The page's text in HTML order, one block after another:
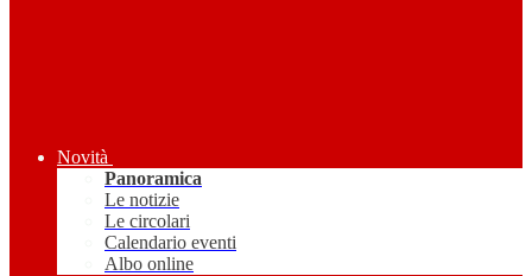
Novità
Panoramica
Le notizie
Le circolari
Calendario eventi
Albo online